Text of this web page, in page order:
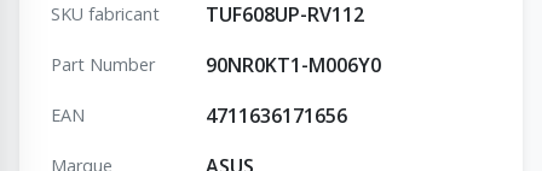
SKU fabricant TUF608UP-RV112
Part Number 90NR0KT1-M006Y0
EAN 4711636171656
Marque